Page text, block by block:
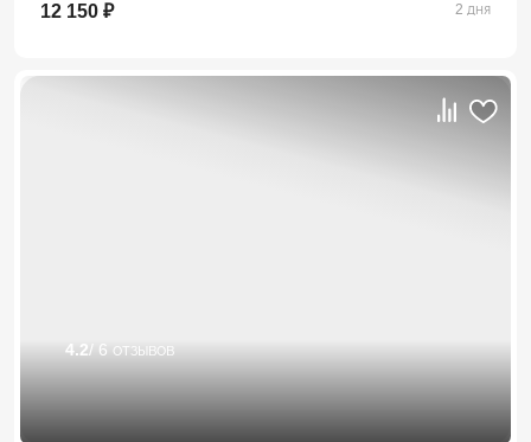
12 150 ₽ 2 дня
4.2/ 6 отзывов